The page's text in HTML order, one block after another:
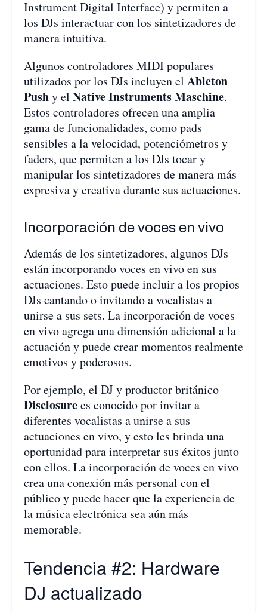
Instrument Digital Interface) y permiten a
los DJs interactuar con los sintetizadores de
manera intuitiva.
Algunos controladores MIDI populares
utilizados por los DJs incluyen el Ableton
Pushy el Native Instruments Maschine.
Estos controladores ofrecen una amplia
gama de funcionalidades, como pads
sensibles a la velocidad, potenciómetros y
faders, que permiten a los DJs tocar y
manipular los sintetizadores de manera más
expresiva y creativa durante sus actuaciones.
Incorporación de voces en vivo
Además de los sintetizadores, algunos DJs
están incorporando voces en vivo en sus
actuaciones. Esto puede incluir a los propios
DJs cantando o invitando a vocalistas a
unirse a sus sets. La incorporación de voces
en vivo agrega una dimensión adicional a la
actuación y puede crear momentos realmente
emotivos y poderosos.
Por ejemplo, el DJ y productor británico
Disclosurees conocido por invitar a
diferentes vocalistas a unirse a sus
actuaciones en vivo, y esto les brinda una
oportunidad para interpretar sus éxitos junto
con ellos. La incorporación de voces en vivo
crea una conexión más personal con el
público y puede hacer que la experiencia de
la música electrónica sea aún más
memorable.
Tendencia #2: Hardware
DJ actualizado